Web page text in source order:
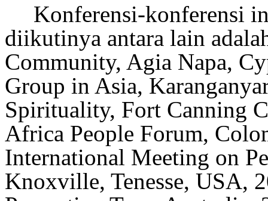
Konferensi-konferensi
diikutinya antara lain
Community, Agia Napa,
Group in Asia,
Spirituality, Fort Canning
Africa People Forum,
International Meeting on
Knoxville, Tenesse, USA,